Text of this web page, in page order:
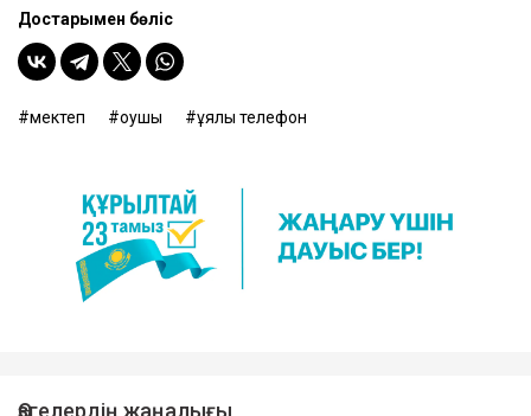
Достарыңмен бөліс
мектеп оқушы ұялы телефон